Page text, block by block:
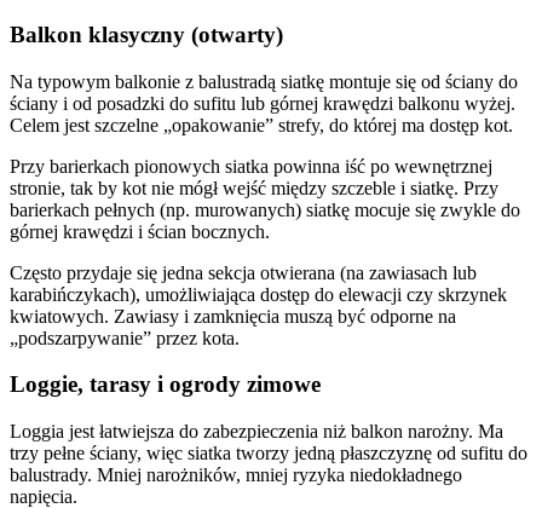
Balkon klasyczny (otwarty)
Na typowym balkonie z balustradą siatkę montuje się od ściany do
ściany i od posadzki do sufitu lub górnej krawędzi balkonu wyżej.
Celem jest szczelne „opakowanie” strefy, do której ma dostęp kot.
Przy barierkach pionowych siatka powinna iść po wewnętrznej
stronie, tak by kot nie mógł wejść między szczeble i siatkę. Przy
barierkach pełnych (np. murowanych) siatkę mocuje się zwykle do
górnej krawędzi i ścian bocznych.
Często przydaje się jedna sekcja otwierana (na zawiasach lub
karabińczykach), umożliwiająca dostęp do elewacji czy skrzynek
kwiatowych. Zawiasy i zamknięcia muszą być odporne na
„podszarpywanie” przez kota.
Loggie, tarasy i ogrody zimowe
Loggia jest łatwiejsza do zabezpieczenia niż balkon narożny. Ma
trzy pełne ściany, więc siatka tworzy jedną płaszczyznę od sufitu do
balustrady. Mniej narożników, mniej ryzyka niedokładnego
napięcia.